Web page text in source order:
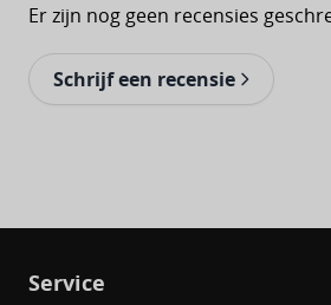
Er zijn nog geen recensies
Schrijf een recensie
Service